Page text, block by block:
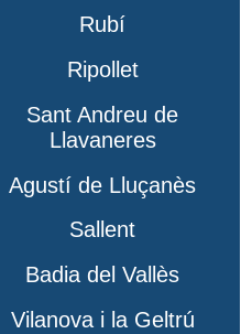
Rubí
Ripollet
Sant Andreu de
Llavaneres
Agustí de Lluçanès
Sallent
Badia del Vallès
Vilanova i la Geltrú